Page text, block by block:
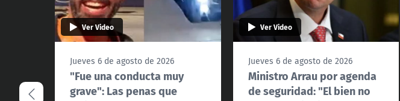
Ver Video
Jueves 6 de agosto de 2026
"Fue una conducta muy
grave": Las penas que
Ver Video
Jueves 6 de agosto de 2026
Ministro Arrau por agenda
de seguridad: "El bien no